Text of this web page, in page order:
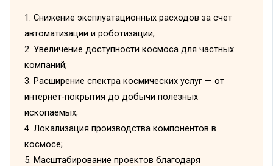
1. Снижение эксплуатационных расходов за счет
автоматизации и роботизации;
2. Увеличение доступности космоса для частных
компаний;
3. Расширение спектра космических услуг — от
интернет-покрытия до добычи полезных
ископаемых;
4. Локализация производства компонентов в
космосе;
5. Масштабирование проектов благодаря